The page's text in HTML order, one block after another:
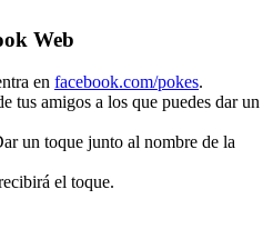
Web
en facebook.com/pokes.
tus amigos a los que puedes dar un
un toque junto al nombre de la
el toque.